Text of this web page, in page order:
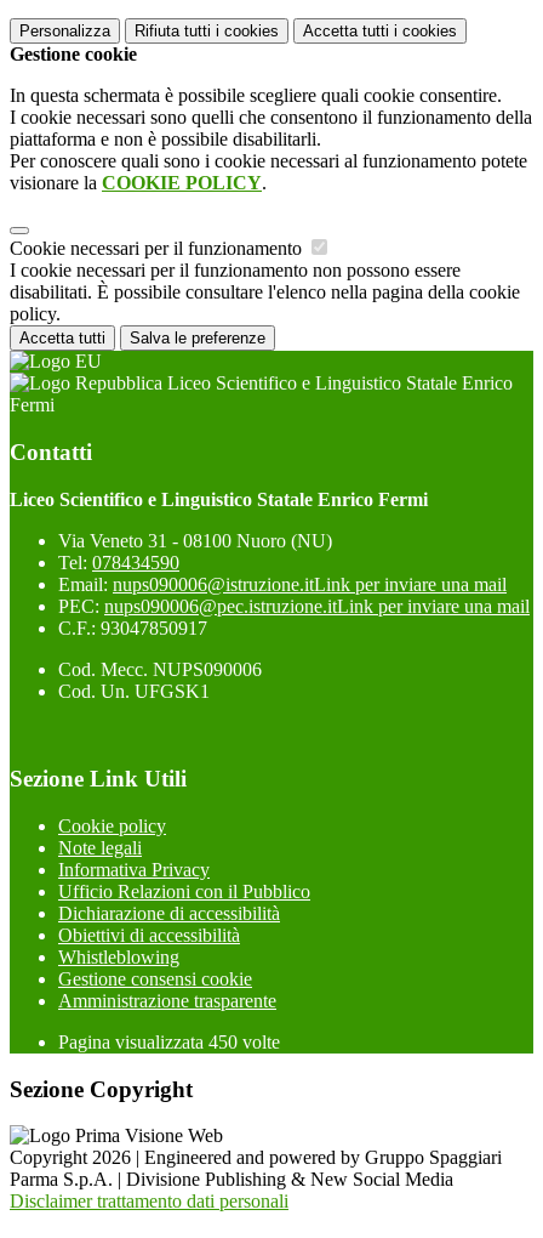
Personalizza Rifiuta tutti i cookies Accetta tutti i cookies
Gestione cookie
In questa schermata è possibile scegliere quali cookie consentire.
I cookie necessari sono quelli che consentono il funzionamento della
piattaforma e non è possibile disabilitarli.
Per conoscere quali sono i cookie necessari al funzionamento potete
visionare la COOKIE POLICY.
Cookie necessari per il funzionamento
I cookie necessari per il funzionamento non possono essere
disabilitati. È possibile consultare l'elenco nella pagina della cookie
policy.
Accetta tutti Salva le preferenze
Liceo Scientifico e Linguistico Statale Enrico
Fermi
Contatti
Liceo Scientifico e Linguistico Statale Enrico Fermi
Via Veneto 31 - 08100 Nuoro (NU)
Tel: 078434590
Email: nups090006@istruzione.itLink per inviare una mail
PEC: nups090006@pec.istruzione.itLink per inviare una mail
C.F.: 93047850917
Cod. Mecc. NUPS090006
Cod. Un. UFGSK1
Sezione Link Utili
Cookie policy
Note legali
Informativa Privacy
Ufficio Relazioni con il Pubblico
Dichiarazione di accessibilità
Obiettivi di accessibilità
Whistleblowing
Gestione consensi cookie
Amministrazione trasparente
Pagina visualizzata 450 volte
Sezione Copyright
Copyright 2026 | Engineered and powered by Gruppo Spaggiari
Parma S.p.A. | Divisione Publishing & New Social Media
Disclaimer trattamento dati personali